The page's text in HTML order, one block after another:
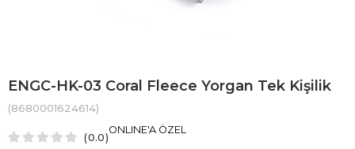
ENGC-HK-03 Coral Fleece Yorgan Tek Kişilik
(8680001624614)
0.0
ONLINE'A ÖZEL